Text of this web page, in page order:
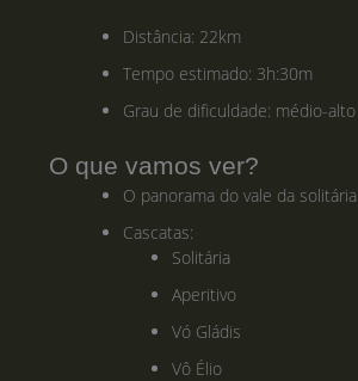
Distância: 22km
Tempo estimado: 3h:30m
Grau de dificuldade: médio-alto
O que vamos ver?
O panorama do vale da solitária
Cascatas:
Solitária
Aperitivo
Vó Gládis
Vô Élio